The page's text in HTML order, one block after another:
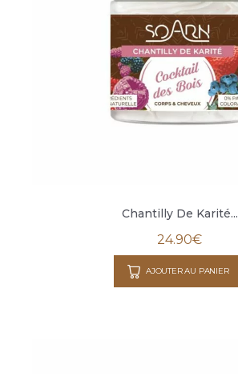
Chantilly De Karité...
24.90€
AJOUTER AU PANIER